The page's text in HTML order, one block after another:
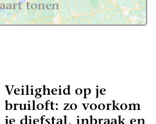
tonen
Veiligheid op je
bruiloft: zo voorkom